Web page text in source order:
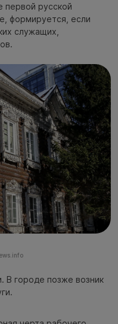
первой русской
формируется, если
служащих,
В городе позже возник